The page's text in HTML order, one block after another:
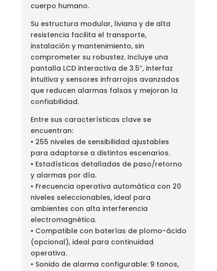
cuerpo humano.
Su estructura modular, liviana y de alta
resistencia facilita el transporte,
instalación y mantenimiento, sin
comprometer su robustez. Incluye una
pantalla LCD interactiva de 3.5”, interfaz
intuitiva y sensores infrarrojos avanzados
que reducen alarmas falsas y mejoran la
confiabilidad.
Entre sus características clave se
encuentran:
• 255 niveles de sensibilidad ajustables
para adaptarse a distintos escenarios.
• Estadísticas detalladas de paso/retorno
y alarmas por día.
• Frecuencia operativa automática con 20
niveles seleccionables, ideal para
ambientes con alta interferencia
electromagnética.
• Compatible con baterías de plomo-ácido
(opcional), ideal para continuidad
operativa.
• Sonido de alarma configurable: 9 tonos,